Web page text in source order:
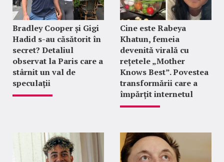
Bradley Cooper și Gigi
Hadid s-au căsătorit în
secret? Detaliul
observat la Paris care a
stârnit un val de
speculații
Cine este Rabeya
Khatun, femeia
devenită virală cu
rețetele „Mother
Knows Best”. Povestea
transformării care a
împărțit internetul